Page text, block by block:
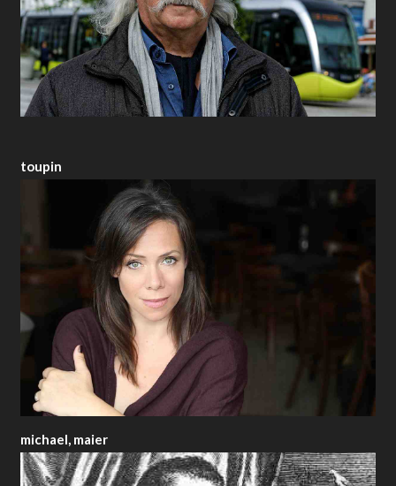
toupin
michael, maier